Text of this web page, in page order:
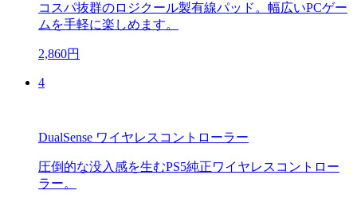
コスパ抜群のロジクール製有線パッド。幅広いPCゲー
ムを手軽に楽しめます。
2,860円
4
DualSense ワイヤレスコントローラー
圧倒的な没入感を生むPS5純正ワイヤレスコントロー
ラー。